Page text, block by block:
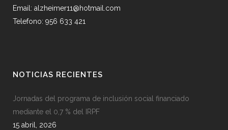
Email: alzheimer11@hotmail.com
Telefono: 956 633 421
NOTICIAS RECIENTES
Jornadas del programa de inclusión social financiado
mediante el 0,7 % del IRPF
15 abril, 2026